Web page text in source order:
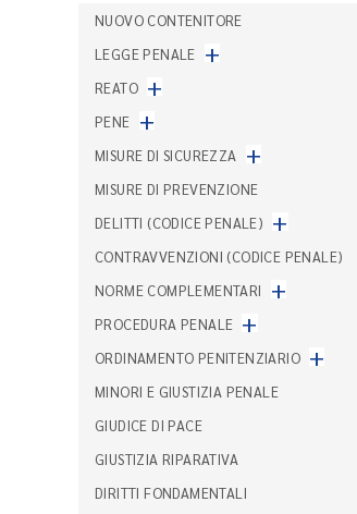
NUOVO CONTENITORE
LEGGE PENALE +
REATO +
PENE +
MISURE DI SICUREZZA +
MISURE DI PREVENZIONE
DELITTI (CODICE PENALE) +
CONTRAVVENZIONI (CODICE PENALE)
NORME COMPLEMENTARI
+
PROCEDURA PENALE +
ORDINAMENTO PENITENZIARIO +
MINORI E GIUSTIZIA PENALE
GIUDICE DI PACE
GIUSTIZIA RIPARATIVA
DIRITTI FONDAMENTALI